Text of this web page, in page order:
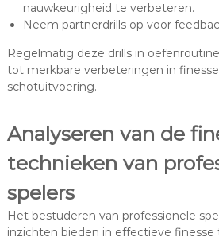
nauwkeurigheid te verbeteren.
Neem partnerdrills op voor
Regelmatig deze drills in
tot merkbare verbeteringen in
schotuitvoering.
Analyseren van de
technieken van
spelers
Het bestuderen van professionele
inzichten bieden in effectieve